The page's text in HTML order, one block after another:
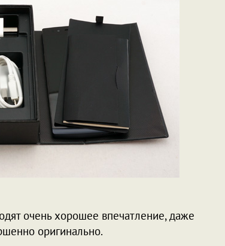
очень хорошее впечатление, даже
оригинально.